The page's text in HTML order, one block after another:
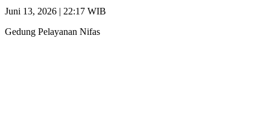
Juni 13, 2026 | 22:17 WIB
Gedung Pelayanan Nifas